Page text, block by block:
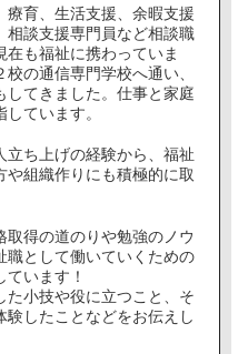
療育、生活支援、余暇支援
相談支援専門員など相談職
在も福祉に携わっていま
の通信専門学校へ通い、
してきました。仕事と家庭
ています。
立ち上げの経験から、福祉
や組織作りにも積極的に取
取得の道のりや勉強のノウ
職として働いていくための
います！
た小技や役に立つこと、そ
験したことなどをお伝えし